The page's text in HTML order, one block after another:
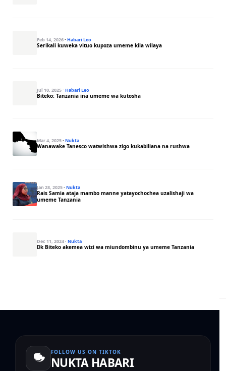
Feb 14, 2026· Habari Leo
Serikali kuweka vituo kupoza umeme kila wilaya
Jul 10, 2025· Habari Leo
Biteko: Tanzania ina umeme wa kutosha
Mar 4, 2025· Nukta
Wanawake Tanesco watwishwa zigo kukabiliana na rushwa
Jan 28, 2025· Nukta
Rais Samia ataja mambo manne yatayochochea uzalishaji wa
umeme Tanzania
Dec 11, 2024· Nukta
Dk Biteko akemea wizi wa miundombinu ya umeme Tanzania
FOLLOW US ON TIKTOK
NUKTA HABARI